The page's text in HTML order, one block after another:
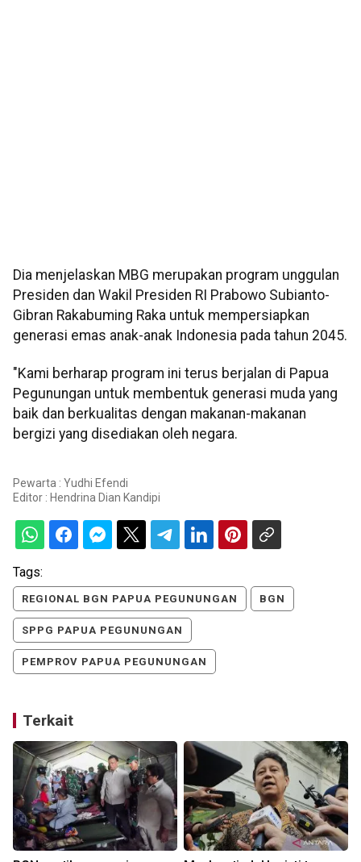
Dia menjelaskan MBG merupakan program unggulan
Presiden dan Wakil Presiden RI Prabowo Subianto-
Gibran Rakabuming Raka untuk mempersiapkan
generasi emas anak-anak Indonesia pada tahun 2045.
"Kami berharap program ini terus berjalan di Papua
Pegunungan untuk membentuk generasi muda yang
baik dan berkualitas dengan makanan-makanan
bergizi yang disediakan oleh negara.
Pewarta : Yudhi Efendi
Editor : Hendrina Dian Kandipi
Tags:
REGIONAL BGN PAPUA PEGUNUNGAN BGN
SPPG PAPUA PEGUNUNGAN
PEMPROV PAPUA PEGUNUNGAN
Terkait